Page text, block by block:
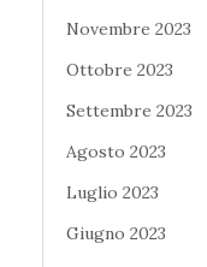
Novembre 2023
Ottobre 2023
Settembre 2023
Agosto 2023
Luglio 2023
Giugno 2023